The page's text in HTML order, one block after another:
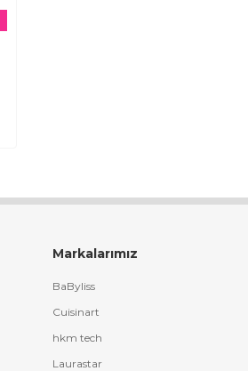
Markalarımız
BaByliss
Cuisinart
hkm tech
Laurastar